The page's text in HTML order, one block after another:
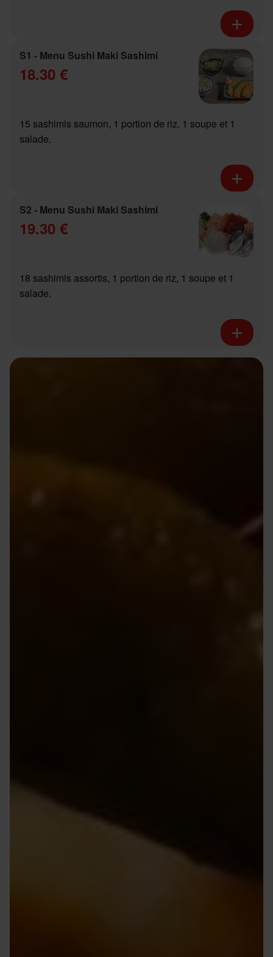
S1 - Menu Sushi Maki Sashimi
18.30 €
15 sashimis saumon, 1 portion de riz, 1 soupe et 1
salade.
S2 - Menu Sushi Maki Sashimi
19.30 €
18 sashimis assortis, 1 portion de riz, 1 soupe et 1
salade.